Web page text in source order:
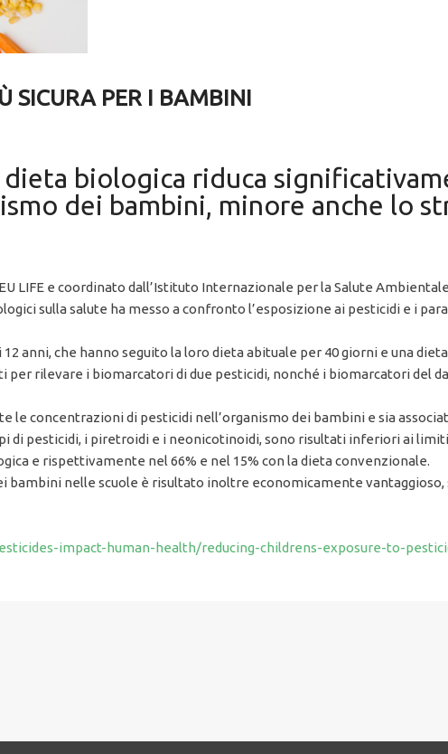
SICURA PER I BAMBINI
biologica riduca
dei bambini, minore anche lo
LIFE e coordinato dall’Istituto Internazionale per la Salute
sulla salute ha messo a confronto l’esposizione ai pesticidi e i
anni, che hanno seguito la loro dieta abituale per 40 giorni e una
rilevare i biomarcatori di due pesticidi, nonché i biomarcatori del
le concentrazioni di pesticidi nell’organismo dei bambini e sia
di pesticidi, i piretroidi e i neonicotinoidi, sono risultati inferiori ai
e rispettivamente nel 66% e nel 15% con la dieta convenzionale.
bambini nelle scuole è risultato inoltre economicamente
impact-human-health/reducing-childrens-exposure-to-